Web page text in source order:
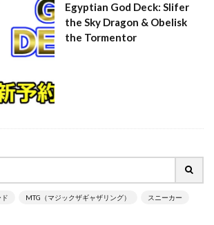
Egyptian God Deck: Slifer
the Sky Dragon & Obelisk
the Tormentor
MTG（マジックザギャザリング） スニーカー
COLLECTION スペシャルセット
ULTIMATE KAIBA SET
25thシク
ト
A Ripple in Time（時の波紋）
2021
2022
ART WORKS MONSTERS